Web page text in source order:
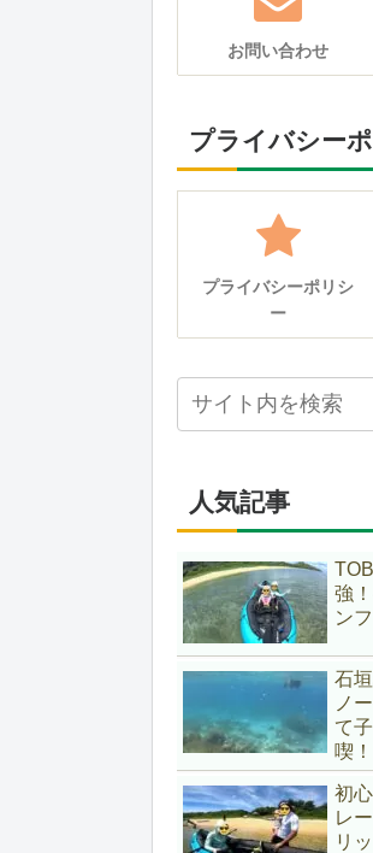
お問い合わせ
プライバシー
プライバシーポリシ
ー
人気記事
強
ン
石
ノ
て
喫！
初
レ
リ